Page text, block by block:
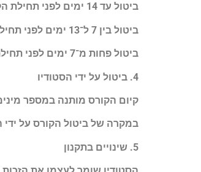
ביטול עד 14 ימים לפני תחילת הקורס – החזר מלא, בניכוי דמי ביטול של 5% או 100 ₪ (הנמוך מביניהם).
ביטול בין 7 ל־13 ימים לפני תחילת הקורס – החזר של 50% מהסכום ששולם.
ביטול פחות מ־7 ימים לפני תחילת הקורס או לאחר שהקורס נפתח – אין החזר כספי.
4. ביטול על ידי הסטודיו
קיום הקורס מותנה במספר
במקרה של ביטול הקורס על
5. שינויים בתקנון